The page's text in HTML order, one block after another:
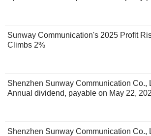
Sunway Communication's 2025 Profit
Climbs 2%
Shenzhen Sunway Communication Co.,
Annual dividend, payable on May 22,
Shenzhen Sunway Communication Co.,